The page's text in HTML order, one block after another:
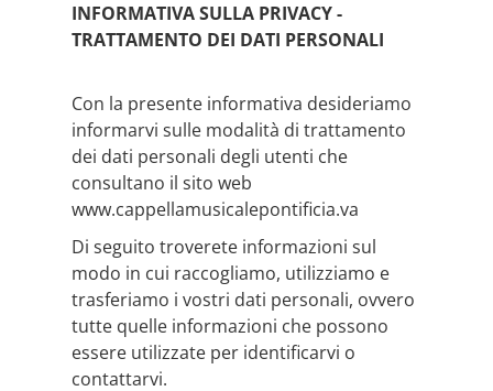
INFORMATIVA SULLA PRIVACY -
TRATTAMENTO DEI DATI PERSONALI
Con la presente informativa desideriamo
informarvi sulle modalità di trattamento
dei dati personali degli utenti che
consultano il sito web
www.cappellamusicalepontificia.va
Di seguito troverete informazioni sul
modo in cui raccogliamo, utilizziamo e
trasferiamo i vostri dati personali, ovvero
tutte quelle informazioni che possono
essere utilizzate per identificarvi o
contattarvi.